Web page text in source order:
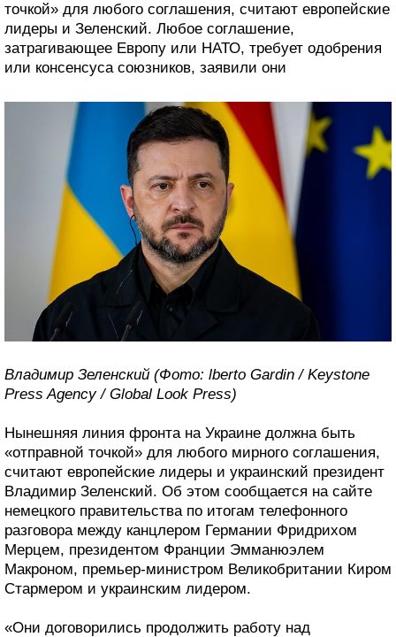
точкой» для любого соглашения, считают европейские
лидеры и Зеленский. Любое соглашение,
затрагивающее Европу или НАТО, требует одобрения
или консенсуса союзников, заявили они
Владимир Зеленский (Фото: lberto Gardin / Keystone
Press Agency / Global Look Press)
Нынешняя линия фронта на Украине должна быть
«отправной точкой» для любого мирного соглашения,
считают европейские лидеры и украинский президент
Владимир Зеленский. Об этом сообщается на сайте
немецкого правительства по итогам телефонного
разговора между канцлером Германии Фридрихом
Мерцем, президентом Франции Эмманюэлем
Макроном, премьер-министром Великобритании Киром
Стармером и украинским лидером.
«Они договорились продолжить работу над